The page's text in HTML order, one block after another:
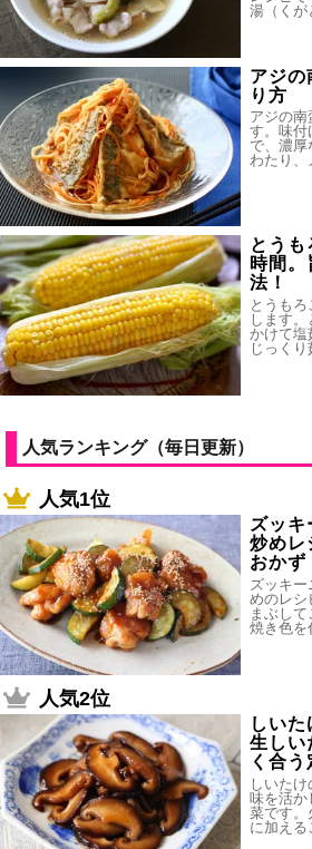
湯（くが
アジの
り方
アジの南
す。味付
で、濃
わたり
とう
時間。
法！
とうも
します
かけて塩
じっく
人気ランキング（毎日更新）
人気1位
ズッキ
炒めレ
おかず
ズッキ
めのレシ
まぶし
焼き色を
人気2位
しいた
生しい
く合
しいた
味を活か
菜です。
に加える